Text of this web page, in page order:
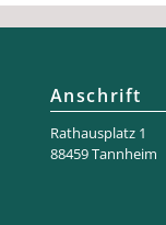
Anschrift
Rathaus­platz 1
88459 Tannheim